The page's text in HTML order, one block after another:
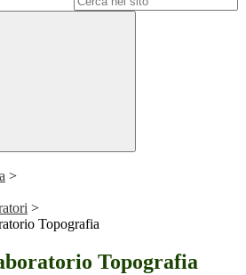
>
>
Topografia
Topografia